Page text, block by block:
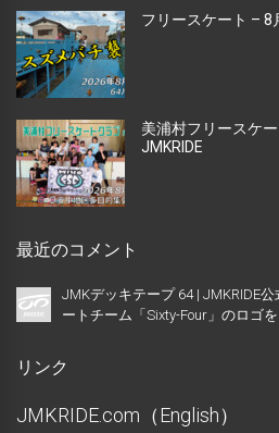
フリースケート – 8
美浦村フリースケ
JMKRIDE
最近のコメント
JMKデッキテープ 64 | JMKRIDE
ートチーム「Sixty-Four」のロゴを...
リンク
JMKRIDE.com（English）